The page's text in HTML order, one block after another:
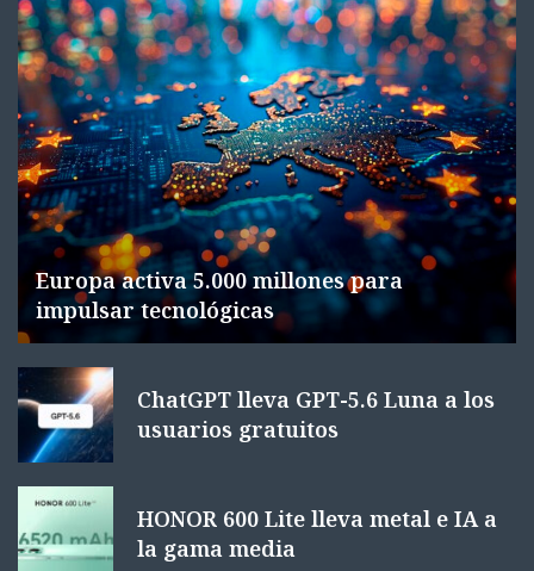
Europa activa 5.000 millones para
impulsar tecnológicas
ChatGPT lleva GPT-5.6 Luna a los
usuarios gratuitos
HONOR 600 Lite lleva metal e IA a
la gama media